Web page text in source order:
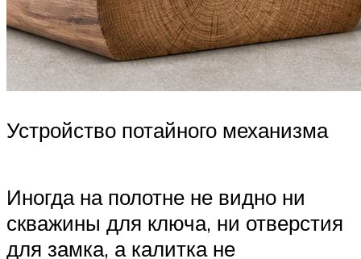
Устройство потайного механизма
Иногда на полотне не видно ни
скважины для ключа, ни отверстия
для замка, а калитка не